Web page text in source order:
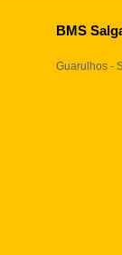
BMS
Guarulhos -